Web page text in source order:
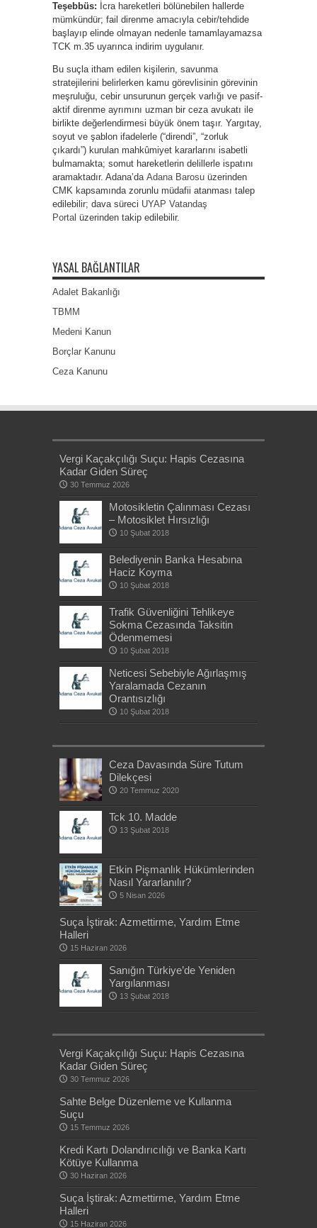
Teşebbüs: İcra hareketleri bölünebilen hallerde
mümkündür; fail direnme amacıyla cebir/tehdide
başlayıp elinde olmayan nedenle tamamlayamazsa
TCK m.35 uyarınca indirim uygulanır.
Bu suçla itham edilen kişilerin, savunma
stratejilerini belirlerken kamu görevlisinin görevinin
meşruluğu, cebir unsurunun gerçek varlığı ve pasif-
aktif direnme ayrımını uzman bir ceza avukatı ile
birlikte değerlendirmesi büyük önem taşır. Yargıtay,
soyut ve şablon ifadelerle (“direndi”, “zorluk
çıkardı”) kurulan mahkûmiyet kararlarını isabetli
bulmamakta; somut hareketlerin delillerle ispatını
aramaktadır. Adana’da Adana Barosu üzerinden
CMK kapsamında zorunlu müdafii atanması talep
edilebilir; dava süreci UYAP Vatandaş
Portal üzerinden takip edilebilir.
YASAL BAĞLANTILAR
Adalet Bakanlığı
TBMM
Medeni Kanun
Borçlar Kanunu
Ceza Kanunu
Vergi Kaçakçılığı Suçu: Hapis Cezasına
Kadar Giden Süreç
30 Temmuz 2026
Motosikletin Çalınması Cezası
– Motosiklet Hırsızlığı
10 Şubat 2018
Belediyenin Banka Hesabına
Haciz Koyma
10 Şubat 2018
Trafik Güvenliğini Tehlikeye
Sokma Cezasında Taksitin
Ödenmemesi
10 Şubat 2018
Neticesi Sebebiyle Ağırlaşmış
Yaralamada Cezanın
Orantısızlığı
10 Şubat 2018
Ceza Davasında Süre Tutum
Dilekçesi
20 Temmuz 2020
Tck 10. Madde
13 Şubat 2018
Etkin Pişmanlık Hükümlerinden
Nasıl Yararlanılır?
5 Nisan 2026
Suça İştirak: Azmettirme, Yardım Etme
Halleri
15 Haziran 2026
Sanığın Türkiye’de Yeniden
Yargılanması
13 Şubat 2018
Vergi Kaçakçılığı Suçu: Hapis Cezasına
Kadar Giden Süreç
30 Temmuz 2026
Sahte Belge Düzenleme ve Kullanma
Suçu
15 Temmuz 2026
Kredi Kartı Dolandırıcılığı ve Banka Kartı
Kötüye Kullanma
30 Haziran 2026
Suça İştirak: Azmettirme, Yardım Etme
Halleri
15 Haziran 2026